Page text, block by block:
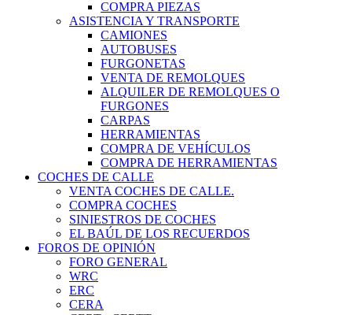
COMPRA PIEZAS
ASISTENCIA Y TRANSPORTE
CAMIONES
AUTOBUSES
FURGONETAS
VENTA DE REMOLQUES
ALQUILER DE REMOLQUES O
FURGONES
CARPAS
HERRAMIENTAS
COMPRA DE VEHÍCULOS
COMPRA DE HERRAMIENTAS
COCHES DE CALLE
VENTA COCHES DE CALLE.
COMPRA COCHES
SINIESTROS DE COCHES
EL BAÚL DE LOS RECUERDOS
FOROS DE OPINIÓN
FORO GENERAL
WRC
ERC
CERA